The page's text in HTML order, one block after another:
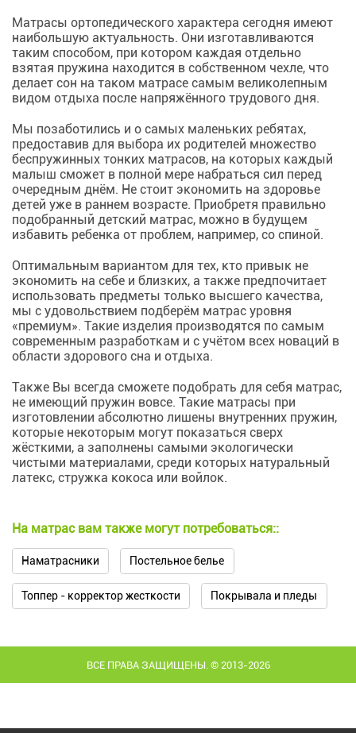
Матрасы ортопедического характера сегодня имеют
наибольшую актуальность. Они изготавливаются
таким способом, при котором каждая отдельно
взятая пружина находится в собственном чехле, что
делает сон на таком матрасе самым великолепным
видом отдыха после напряжённого трудового дня.
Мы позаботились и о самых маленьких ребятах,
предоставив для выбора их родителей множество
беспружинных тонких матрасов, на которых каждый
малыш сможет в полной мере набраться сил перед
очередным днём. Не стоит экономить на здоровье
детей уже в раннем возрасте. Приобретя правильно
подобранный детский матрас, можно в будущем
избавить ребенка от проблем, например, со спиной.
Оптимальным вариантом для тех, кто привык не
экономить на себе и близких, а также предпочитает
использовать предметы только высшего качества,
мы с удовольствием подберём матрас уровня
«премиум». Такие изделия производятся по самым
современным разработкам и с учётом всех новаций в
области здорового сна и отдыха.
Также Вы всегда сможете подобрать для себя матрас,
не имеющий пружин вовсе. Такие матрасы при
изготовлении абсолютно лишены внутренних пружин,
которые некоторым могут показаться сверх
жёсткими, а заполнены самыми экологически
чистыми материалами, среди которых натуральный
латекс, стружка кокоса или войлок.
На матрас вам также могут потребоваться::
Наматрасники Постельное белье
Топпер - корректор жесткости Покрывала и пледы
ВСЕ ПРАВА ЗАЩИЩЕНЫ. © 2013-2026